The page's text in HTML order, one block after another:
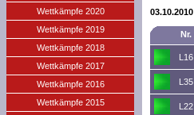
Wettkämpfe 2020
Wettkämpfe 2019
Wettkämpfe 2018
Wettkämpfe 2017
Wettkämpfe 2016
Wettkämpfe 2015
03.10.2010
Nr.
L16
L35
L22